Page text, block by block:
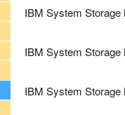
讯日报
运维资讯日报
维资讯日报
讯日报
运维资讯日报
IBM System Storage
IBM System Storage
IBM System Storage